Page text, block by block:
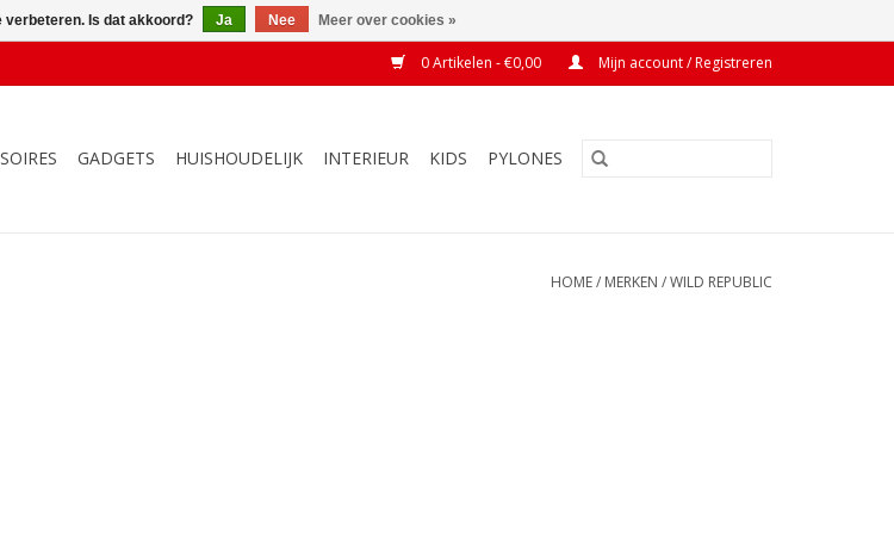
0 Artikelen - €0,00 Mijn account / Registreren
GADGETS HUISHOUDELIJK INTERIEUR KIDS PYLONES
HOME/ MERKEN /WILD REPUBLIC
verbeteren. Is dat akkoord? Ja Nee Meer over cookies »